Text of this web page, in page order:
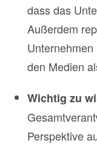
dass das
Außerdem
den Medien
Wichtig zu
Perspektive